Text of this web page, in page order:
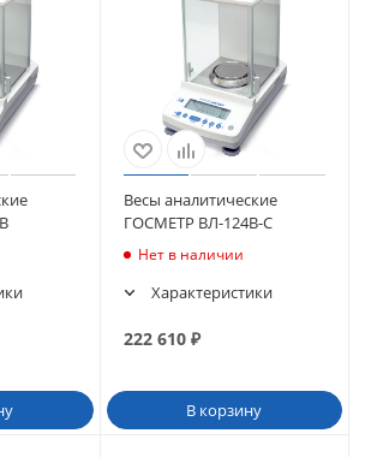
Весы аналитические
ГОСМЕТР ВЛ-124В-С
Нет в наличии
Характеристики
222 610₽
В корзину